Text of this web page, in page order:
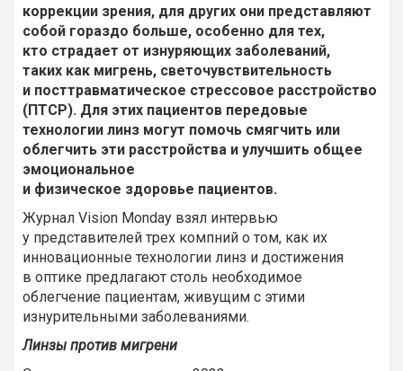
коррекции зрения, для других они представляют
собой гораздо больше, особенно для тех,
кто страдает от изнуряющих заболеваний,
таких как мигрень, светочувствительность
и посттравматическое стрессовое расстройство
(ПТСР). Для этих пациентов передовые
технологии линз могут помочь смягчить или
облегчить эти расстройства и улучшить общее
эмоциональное
и физическое здоровье пациентов.
Журнал Vision Monday взял интервью
у представителей трех компний о том, как их
инновационные технологии линз и достижения
в оптике предлагают столь необходимое
облегчение пациентам, живущим с этими
изнурительными заболеваниями.
Линзы против мигрени